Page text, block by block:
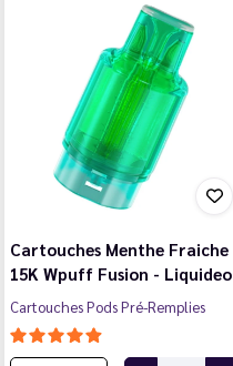
Cartouches Menthe Fraiche
15K Wpuff Fusion - Liquideo
Cartouches Pods Pré-Remplies